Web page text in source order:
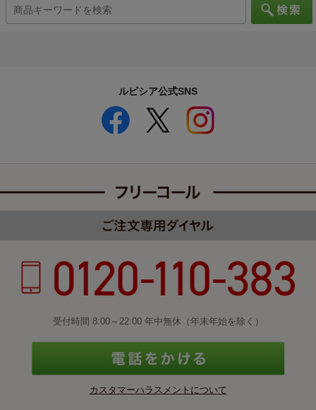
ルピシア公式SNS
受付時間 8:00～22:00 年中無休（年末年始を除く）
カスタマーハラスメントについて